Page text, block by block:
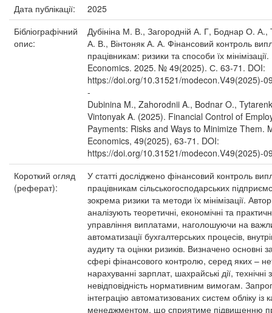
Дата публікації:
2025
Бібліографічний
опис:
Дубініна М. В., Загородній А. Г, Боднар О. А.,
А. В., Вінтоняк А. А. Фінансовий контроль
працівникам: ризики та способи їх
Economics. 2025. № 49(2025). С. 63-71. DOI:
https://doi.org/10.31521/modecon.V49(2025)-
-
Dubinina M., Zahorodnii A., Bodnar O.,
Vintonyak A. (2025). Financial Control of
Payments: Risks and Ways to Minimize Them.
Economics, 49(2025), 63-71. DOI:
https://doi.org/10.31521/modecon.V49(2025)-
Короткий огляд
(реферат):
У статті досліджено фінансовий контроль
працівникам сільськогосподарських
зокрема ризики та методи їх мінімізації.
аналізують теоретичні, економічні та
управління виплатами, наголошуючи на
автоматизації бухгалтерських процесів,
аудиту та оцінки ризиків. Визначено основні
сфері фінансового контролю, серед яких –
нарахуванні зарплат, шахрайські дії, технічні
невідповідність нормативним вимогам.
інтеграцію автоматизованих систем обліку із
менеджментом, що сприятиме підвищенню